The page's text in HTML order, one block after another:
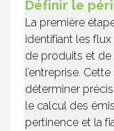
Définir le
La première
identifiant les flux
de produits et de
l’entreprise.
déterminer
le calcul des
pertinence et la